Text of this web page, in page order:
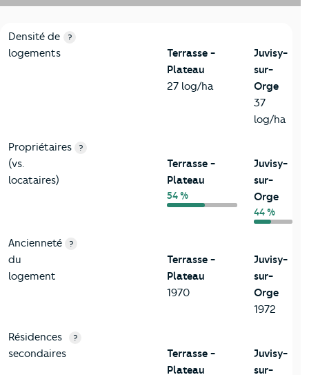
1-Immobilier
Critères Terrasse - Plateau
Densité de
logements
?
Terrasse -
Plateau
27 log/ha
Juvisy-
sur-
Orge
37
log/ha
Propriétaires
(vs.
locataires)
?
Terrasse -
Plateau
54 %
Juvisy-
sur-
Orge
44 %
Ancienneté
du
logement
?
Terrasse -
Plateau
1970
Juvisy-
sur-
Orge
1972
Résidences
secondaires
?
Terrasse -
Plateau
Juvisy-
sur-